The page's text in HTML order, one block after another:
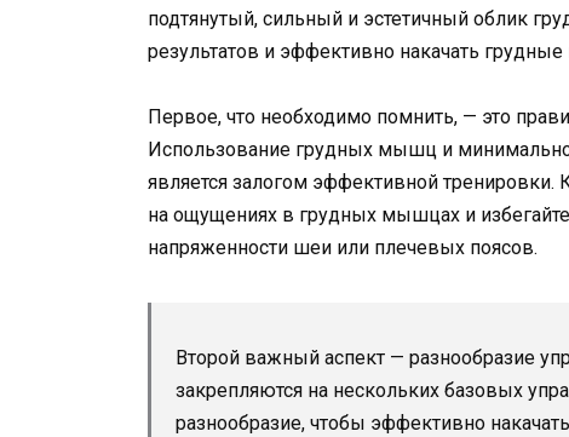
подтянутый, сильный и эстетичный облик
результатов и эффективно накачать
Первое, что необходимо помнить, — это
Использование грудных мышц и
является залогом эффективной тренировки.
на ощущениях в грудных мышцах и
напряженности шеи или плечевых поясов.
Второй важный аспект — разнообразие
закрепляются на нескольких базовых
разнообразие, чтобы эффективно